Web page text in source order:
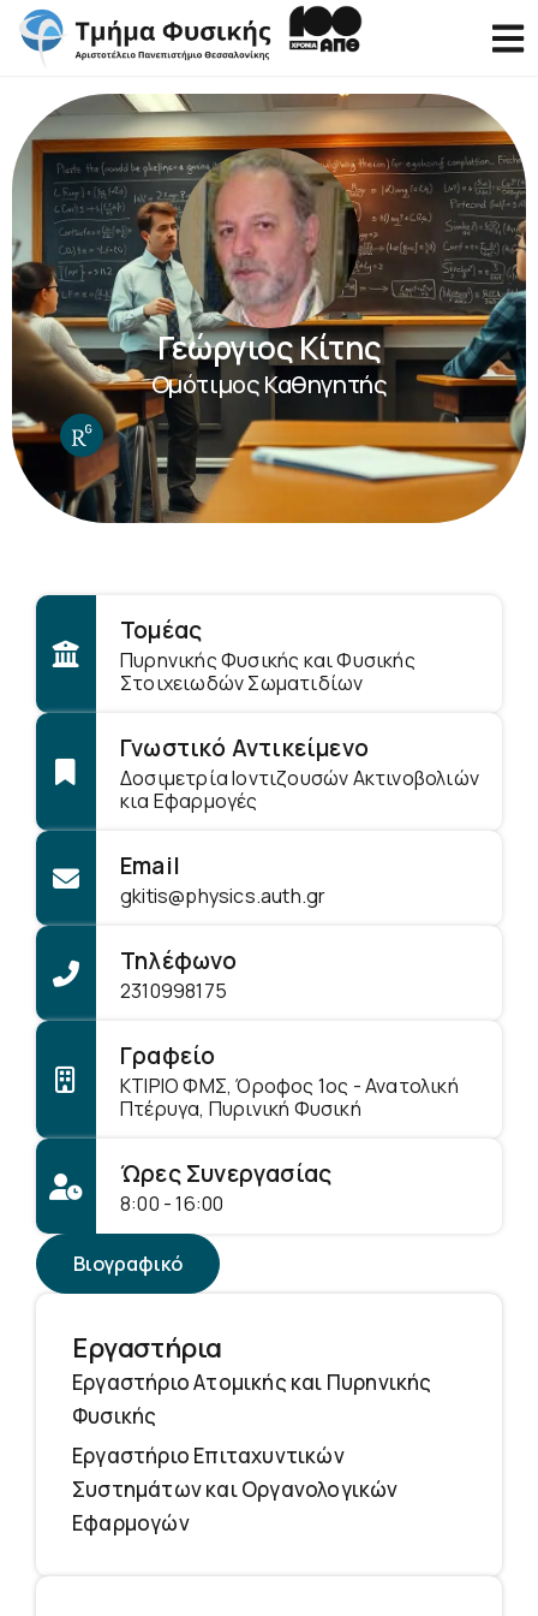
Γεώργιος Κίτης
Ομότιμος Καθηγητής
Εργαστήρια
Εργαστήριο Ατομικής και Πυρηνικής
Φυσικής
Εργαστήριο Επιταχυντικών
Συστημάτων και Οργανολογικών
Εφαρμογών
Τομέας
Πυρηνικής Φυσικής και Φυσικής
Στοιχειωδών Σωματιδίων
Γνωστικό Αντικείμενο
Δοσιμετρία Ιοντιζουσών Ακτινοβολιών
κια Εφαρμογές
Email
gkitis@physics.auth.gr
Τηλέφωνο
2310998175
Γραφείο
ΚΤΙΡΙΟ ΦΜΣ, Όροφος 1ος - Ανατολική
Πτέρυγα, Πυρινική Φυσική
Ώρες Συνεργασίας
8:00 - 16:00
Βιογραφικό